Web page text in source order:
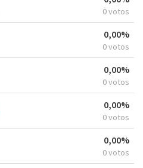
0 votos
0,00%
0 votos
0,00%
0 votos
0,00%
0 votos
0,00%
0 votos